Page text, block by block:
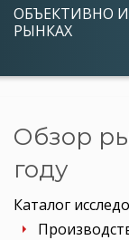
ОБЪЕКТИВНО
РЫНКАХ
Обзор
году
Каталог